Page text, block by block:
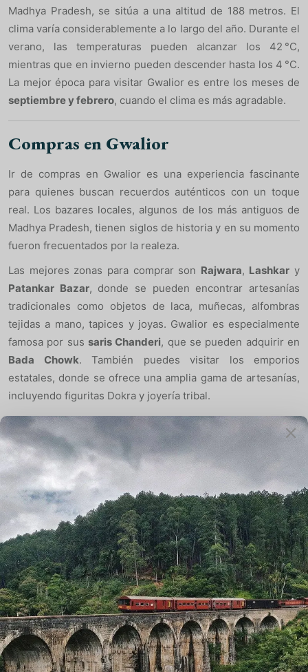
Madhya Pradesh, se sitúa a una altitud de 188 metros. El
clima varía considerablemente a lo largo del año. Durante el
verano, las temperaturas pueden alcanzar los 42 °C,
mientras que en invierno pueden descender hasta los 4 °C.
La mejor época para visitar Gwalior es entre los meses de
septiembre y febrero, cuando el clima es más agradable.
Compras en Gwalior
Ir de compras en Gwalior es una experiencia fascinante
para quienes buscan recuerdos auténticos con un toque
real. Los bazares locales, algunos de los más antiguos de
Madhya Pradesh, tienen siglos de historia y en su momento
fueron frecuentados por la realeza.
Las mejores zonas para comprar son Rajwara, Lashkar y
Patankar Bazar, donde se pueden encontrar artesanías
tradicionales como objetos de laca, muñecas, alfombras
tejidas a mano, tapices y joyas. Gwalior es especialmente
famosa por sus saris Chanderi, que se pueden adquirir en
Bada Chowk. También puedes visitar los emporios
estatales, donde se ofrece una amplia gama de artesanías,
incluyendo figuritas Dokra y joyería tribal.
¿Cómo llegar a Gwalior?
Por avión:
El aeropuerto de Gwalior está ubicado a solo 8 km del
centro de la ciudad y cuenta con vuelos directos a las
principales ciudades de la India.
Por tren:
La estación de tren de Gwalior se encuentra en la
importante línea Delhi-Mumbai y Delhi-Chennai. Trenes
como elTaj Expressy elShatabdi Expressconectan
Gwalior directamente con Delhi y Agra.
Por carretera:
Gwalior está bien conectada por una extensa red de